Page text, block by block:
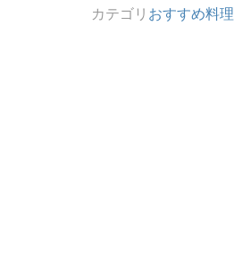
カテゴリ おすすめ料理